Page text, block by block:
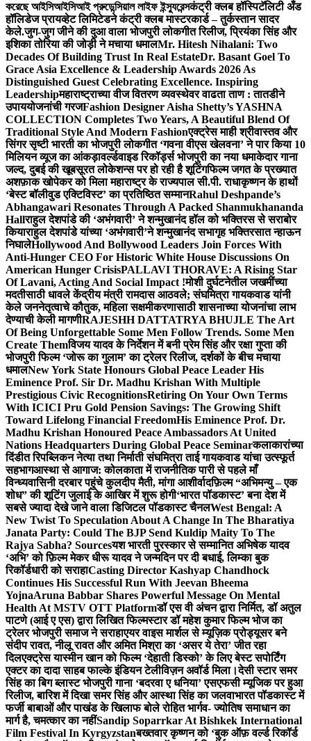
করেছে আইসিআইসিআই প্রুডেন্সিয়াল লাইফ ইন্স্যুরেন্সकंट्री क्लब हॉस्पिटॅलिटी अँड
हॉलिडेज प्रायव्हेट लिमिटेडने कंट्री क्लब मास्टरकार्ड – तुर्कस्तान सादर
केले.जुग-जुग जीने की दुआ वाला भोजपुरी लोकगीत रिलीज, प्रियंका सिंह और
इशिका तोरिया की जोड़ी ने मचाया धमालMr. Hitesh Nihalani: Two
Decades Of Building Trust In Real EstateDr. Basant Goel To
Grace Asia Excellence & Leadership Awards 2026 As
Distinguished Guest Celebrating Excellence. Inspiring
Leadershipमहाराष्ट्राच्या वीज वितरण व्यवस्थेवर वाढता ताण : तातडीने
उपाययोजनांची गरजFashion Designer Aisha Shetty’s YASHNA
COLLECTION Completes Two Years, A Beautiful Blend Of
Traditional Style And Modern Fashionएक्ट्रेस माही श्रीवास्तव और
सिंगर सृष्टी भारती का भोजपुरी लोकगीत ‘गवना वीएस खेलवना’ ने पार किया 10
मिलियन व्यूज का आंकड़ावर्ल्डवाइड रिकॉर्ड्स भोजपुरी का नया धमाकेदार गाना
जल्द, दुबई की खूबसूरत लोकेशन्स पर हो रही है शूटिंगफिल्म जगत के प्रख्यात
अशफ़ाक खोपेकर को मिला महाराष्ट्र के राज्यपाल सी.पी. राधाकृष्णन के हाथों
‘बेस्ट बॉलीवुड एक्टिविस्ट’ का प्रतिष्ठित सम्मानRahul Deshpande’s
Abhangawari Resonates Through A Packed Shanmukhananda
Hallराहुल देशपांडे की ‘अभंगवारी’ ने शन्मुखानंद हॉल को भक्तिरस से सराबोर
कियाराहुल देशपांडे यांच्या ‘अभंगवारी’ने शन्मुखानंद सभागृह भक्तिरसात न्हाऊन
निघालेHollywood And Bollywood Leaders Join Forces With
Anti-Hunger CEO For Historic White House Discussions On
American Hunger CrisisPALLAVI THORAVE: A Rising Star
Of Lavani, Acting And Social Impact !मोशी दुर्घटनेतील जखमींच्या
मदतीसाठी धावले केंद्रीय मंत्री रामदास आठवले; संघमित्रा गायकवाड यांनी
केले जननेतृत्वाचे कौतुक, महिला सक्षमीकरणासाठी शासनाच्या योजनांचा लाभ
देण्याची केली मागणीRAJESHH DATTATRYA BHUJLE The Art
Of Being Unforgettable Some Men Follow Trends. Some Men
Create Themविजय यादव के निर्देशन में बनी प्रेम सिंह और रक्षा गुप्ता की
भोजपुरी फिल्म ‘जोरू का गुलाम’ का ट्रेलर रिलीज, दर्शकों के बीच मचाया
धमालNew York State Honours Global Peace Leader His
Eminence Prof. Sir Dr. Madhu Krishan With Multiple
Prestigious Civic RecognitionsRetiring On Your Own Terms
With ICICI Pru Gold Pension Savings: The Growing Shift
Toward Lifelong Financial FreedomHis Eminence Prof. Dr.
Madhu Krishan Honoured Peace Ambassadors At United
Nations Headquarters During Global Peace Seminarकलाकारांच्या
दिंडीत रिपब्लिकन नेत्या तथा निर्माती संघमित्रा ताई गायकवाड यांचा उत्स्फूर्त
सहभागआस्था से आगाज: कोलकाता में राजनीतिक पारी से पहले माँ
विन्ध्यवासिनी दरबार पहुंचे कुलदीप मैती, मांगा आशीर्वादफ़िल्म “अभिमन्यु – एक
शोध” की शूटिंग जुलाई के आखिर में शुरू होगी‘भारत पॉडकास्ट’ बना देश में
सबसे ज्यादा देखे जाने वाला डिजिटल पॉडकास्ट चैनलWest Bengal: A
New Twist To Speculation About A Change In The Bharatiya
Janata Party: Could The BJP Send Kuldip Maity To The
Rajya Sabha? Sourcesयश भारती पुरस्कार से सम्मानित अभिषेक यादव
‘अभि’ को फ़िल्म मेकर धीरू यादव ने जन्मदिन पर दी बधाई, लिम्का बुक
रिकॉर्डधारी को सराहाCasting Director Kashyap Chandhock
Continues His Successful Run With Jeevan Bheema
YojnaAruna Babbar Shares Powerful Message On Mental
Health At MSTV OTT Platformडॉ एस वी अंचन द्वारा निर्मित, डॉ अतुल
पाटणे (आई ए एस) द्वारा लिखित फिल्मस्टार डॉ महेश कुमार फिल्म भोज का
ट्रेलर भोजपुरी समाज ने सराहाएयर वाइस मार्शल से म्यूज़िक प्रोड्यूसर बने
संदीप रावत, नीलू रावत और अमित मिश्रा का ‘असर ये तेरा’ जीत रहा
दिलएक्ट्रेस यास्मीन खान को फिल्म ‘देहाती डिस्को’ के लिए बेस्ट सपोर्टिंग
एक्टर का दादा साहब फाल्के इंडियन टेलीविज़न अवॉर्ड मिला।देसी स्टार समर
सिंह का बिग ब्लास्ट भोजपुरी गाना ‘बदरवा ए धनिया’ एसएफसी म्यूजिक पर हुआ
रिलीज, बारिश में दिखा समर सिंह और आस्था सिंह का जलवाभारत पॉडकास्ट में
फर्जी बाबाओं और पाखंड के खिलाफ बोले रोहित भार्गव- ज्योतिष समाधान का
मार्ग है, चमत्कार का नहींSandip Soparrkar At Bishkek International
Film Festival In Kyrgyzstanबख्तवार कृष्णन को ‘बुक ऑफ़ वर्ल्ड रिकॉर्ड